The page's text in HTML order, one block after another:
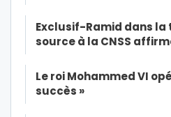
Exclusif-Ramid dans la
source à la CNSS
Le roi Mohammed VI
succès »